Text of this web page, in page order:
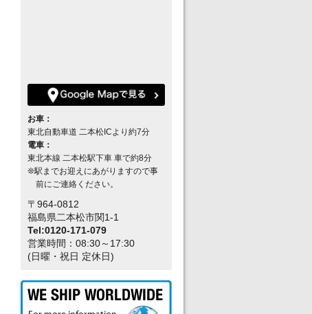
お車：
東北自動車道 二本松ICより約7分
電車：
東北本線 二本松駅下車 車で約8分
❊駅までお迎えにあがりますので事
前にご連絡ください。
〒964-0812
福島県二本松市関1-1
Tel:0120-171-079
営業時間：08:30～17:30
(日曜・祝日 定休日)